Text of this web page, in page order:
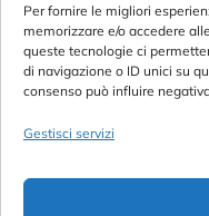
Per fornire le migliori
memorizzare e/o accedere
queste tecnologie ci
di navigazione o ID unici su
consenso può influire
Gestisci servizi
Padova
Via Svizzera, 16 -
Tel:
+39 049 76 16
Telefax: +39 049 870
Email: